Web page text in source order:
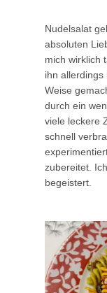
Nudelsalat
absoluten
mich wirklich
ihn allerdings
Weise
durch ein
viele leckere
schnell
zubereitet.
begeistert.